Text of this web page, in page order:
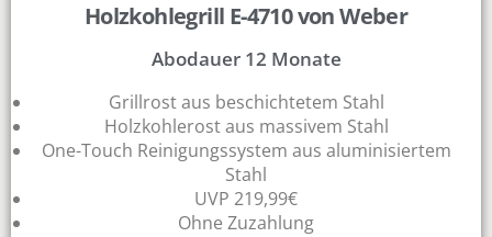
Holzkohlegrill E-4710 von Weber
Abodauer 12 Monate
Grillrost aus beschichtetem Stahl
Holzkohlerost aus massivem Stahl
One-Touch Reinigungssystem aus aluminisiertem
Stahl
UVP 219,99€
Ohne Zuzahlung